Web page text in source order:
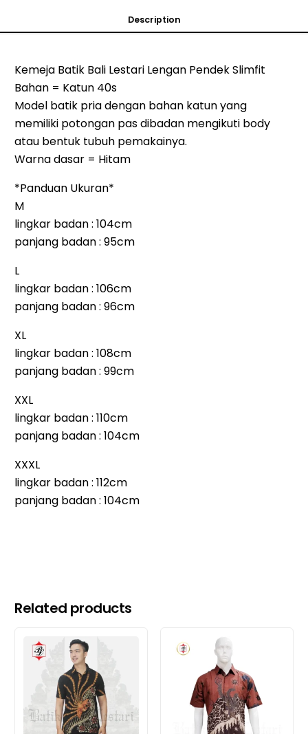
Description
Kemeja Batik Bali Lestari Lengan Pendek Slimfit
Bahan = Katun 40s
Model batik pria dengan bahan katun yang
memiliki potongan pas dibadan mengikuti body
atau bentuk tubuh pemakainya.
Warna dasar = Hitam
*Panduan Ukuran*
M
lingkar badan : 104cm
panjang badan : 95cm
L
lingkar badan : 106cm
panjang badan : 96cm
XL
lingkar badan : 108cm
panjang badan : 99cm
XXL
lingkar badan : 110cm
panjang badan : 104cm
XXXL
lingkar badan : 112cm
panjang badan : 104cm
Related products